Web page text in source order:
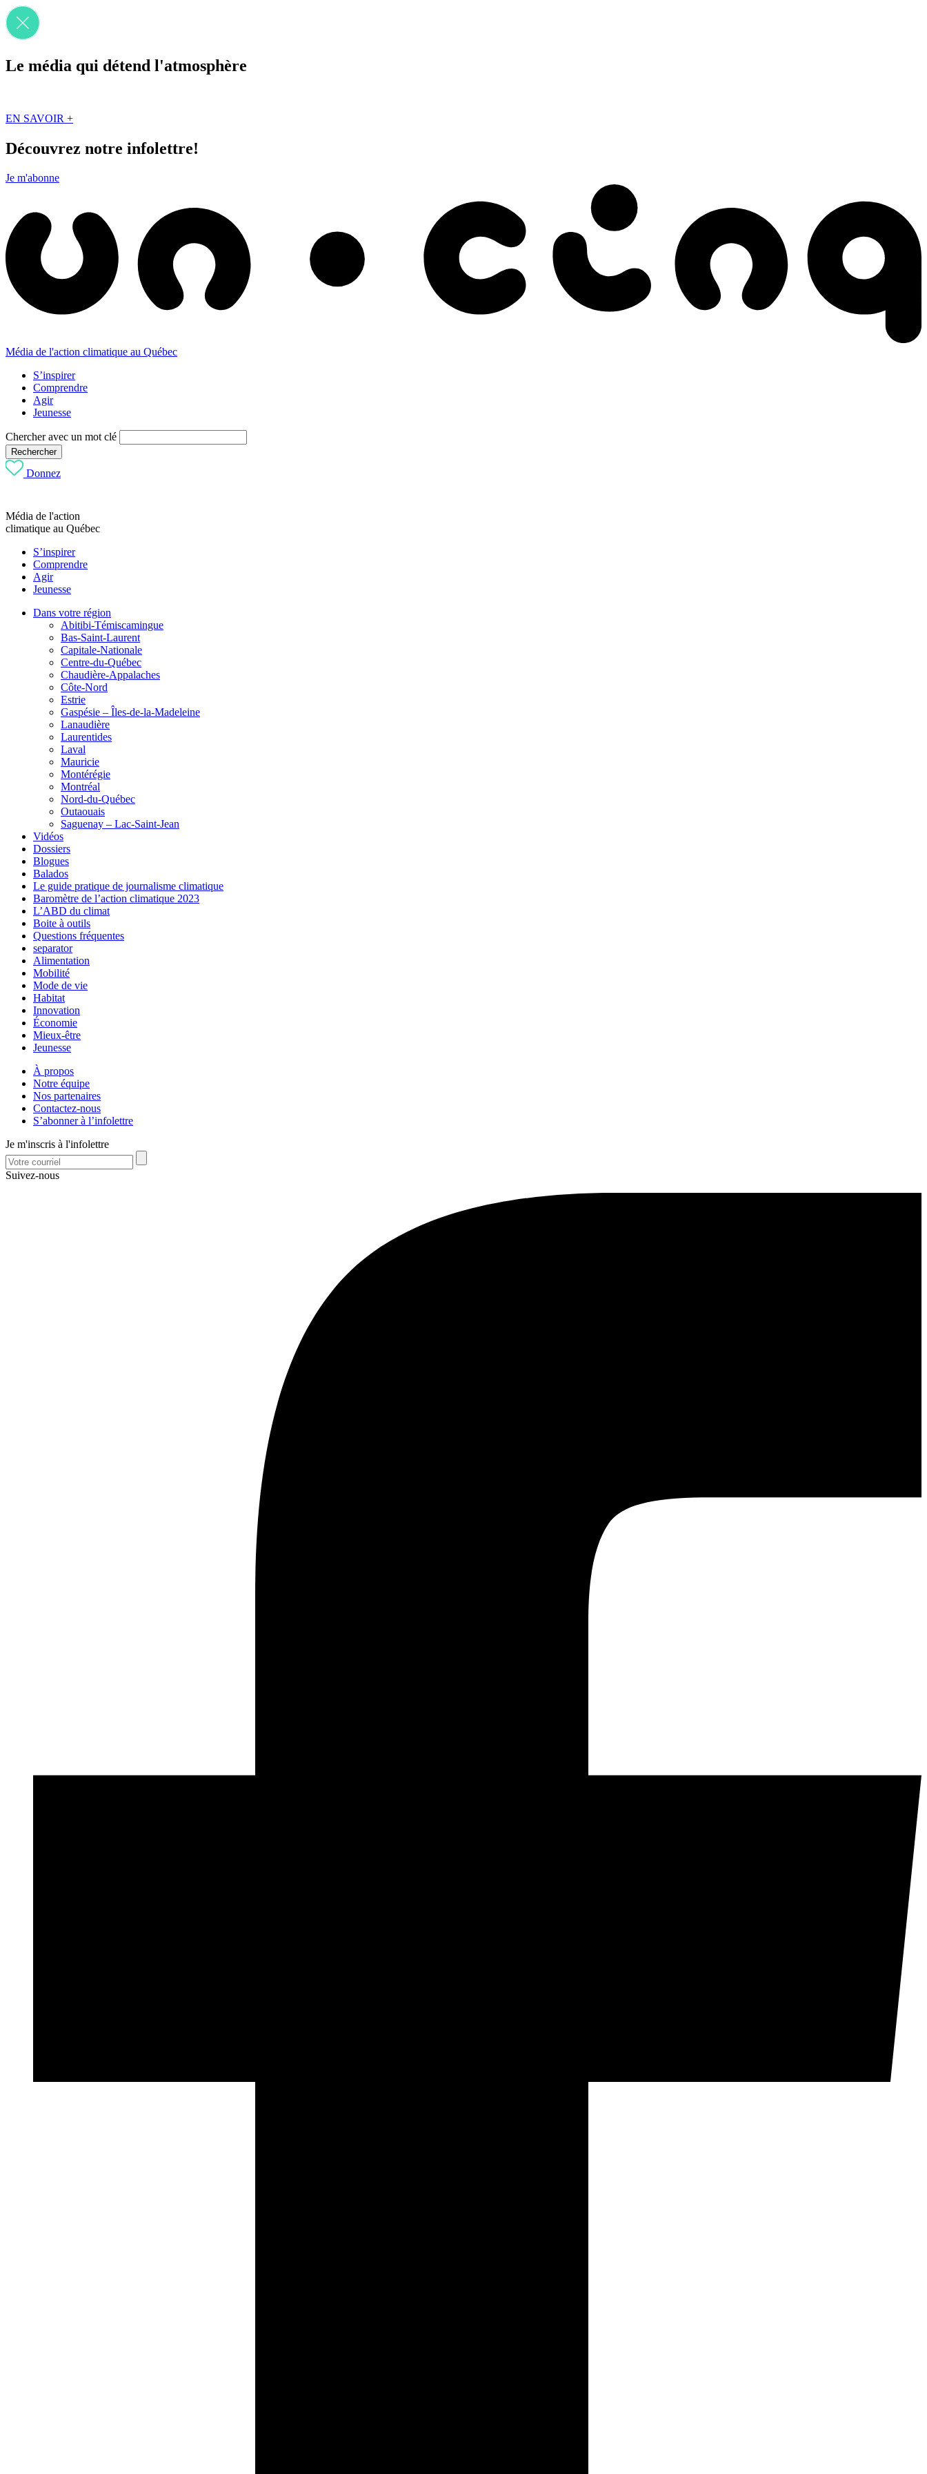
Le média qui détend l'atmosphère
EN SAVOIR +
Découvrez notre infolettre!
Je m'abonne
Média de l'action climatique au Québec
S’inspirer
Comprendre
Agir
Jeunesse
Chercher avec un mot clé
Rechercher
Donnez
Média de l'action
climatique au Québec
S’inspirer
Comprendre
Agir
Jeunesse
Dans votre région
Abitibi-Témiscamingue
Bas-Saint-Laurent
Capitale-Nationale
Centre-du-Québec
Chaudière-Appalaches
Côte-Nord
Estrie
Gaspésie – Îles-de-la-Madeleine
Lanaudière
Laurentides
Laval
Mauricie
Montérégie
Montréal
Nord-du-Québec
Outaouais
Saguenay – Lac-Saint-Jean
Vidéos
Dossiers
Blogues
Balados
Le guide pratique de journalisme climatique
Baromètre de l’action climatique 2023
L’ABD du climat
Boite à outils
Questions fréquentes
separator
Alimentation
Mobilité
Mode de vie
Habitat
Innovation
Économie
Mieux-être
Jeunesse
À propos
Notre équipe
Nos partenaires
Contactez-nous
S’abonner à l’infolettre
Je m'inscris à l'infolettre
Suivez-nous